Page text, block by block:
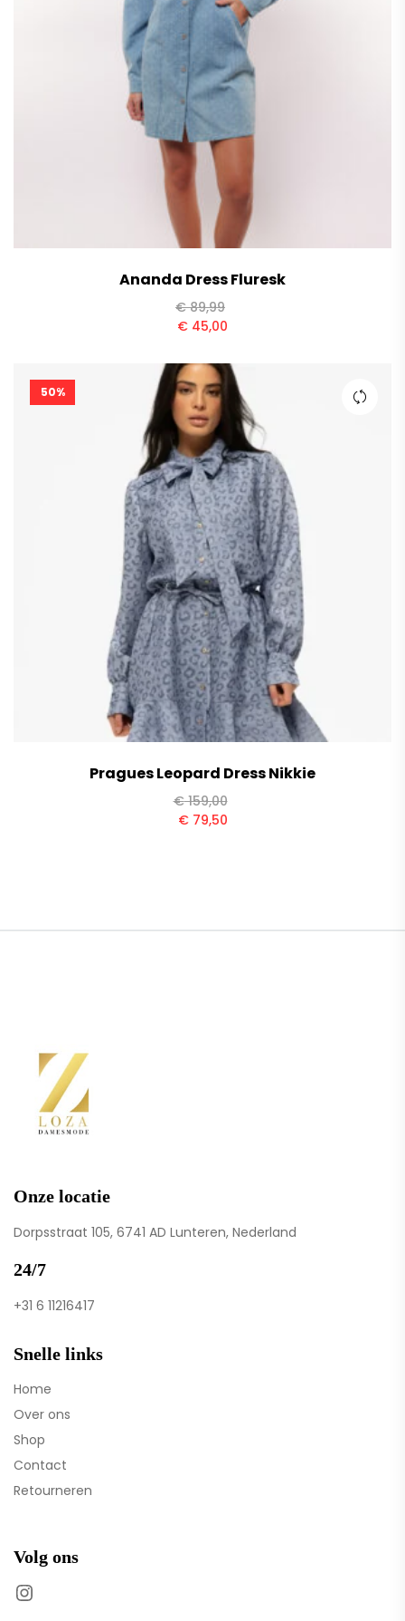
Ananda Dress Fluresk
€89,99
€ 45,00
50%
Pragues Leopard Dress Nikkie
€159,00
€79,50
Onze locatie
Dorpsstraat 105, 6741 AD Lunteren, Nederland
24/7
+31 6 11216417
Snelle links
Home
Over ons
Shop
Contact
Retourneren
Volg ons
Instagram